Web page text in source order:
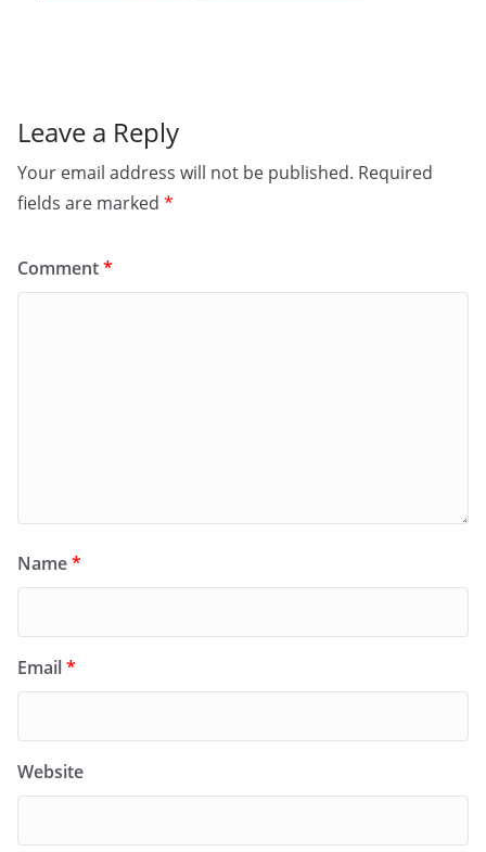
Leave a Reply
Your email address will not be published. Required
fields are marked *
Comment*
Name*
Email*
Website